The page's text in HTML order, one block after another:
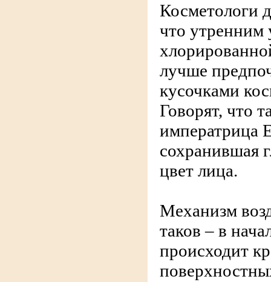
Косметологи
что
лучше
кусочками
Говорят, что
императрица
сохранившая
цвет лица.
Механизм
таков – в
происходит